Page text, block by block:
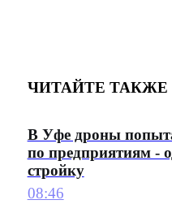
ЧИТАЙТЕ ТАКЖЕ
В Уфе дроны
по предприятиям -
стройку
08:46